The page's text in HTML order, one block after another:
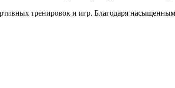
тренировок и игр. Благодаря